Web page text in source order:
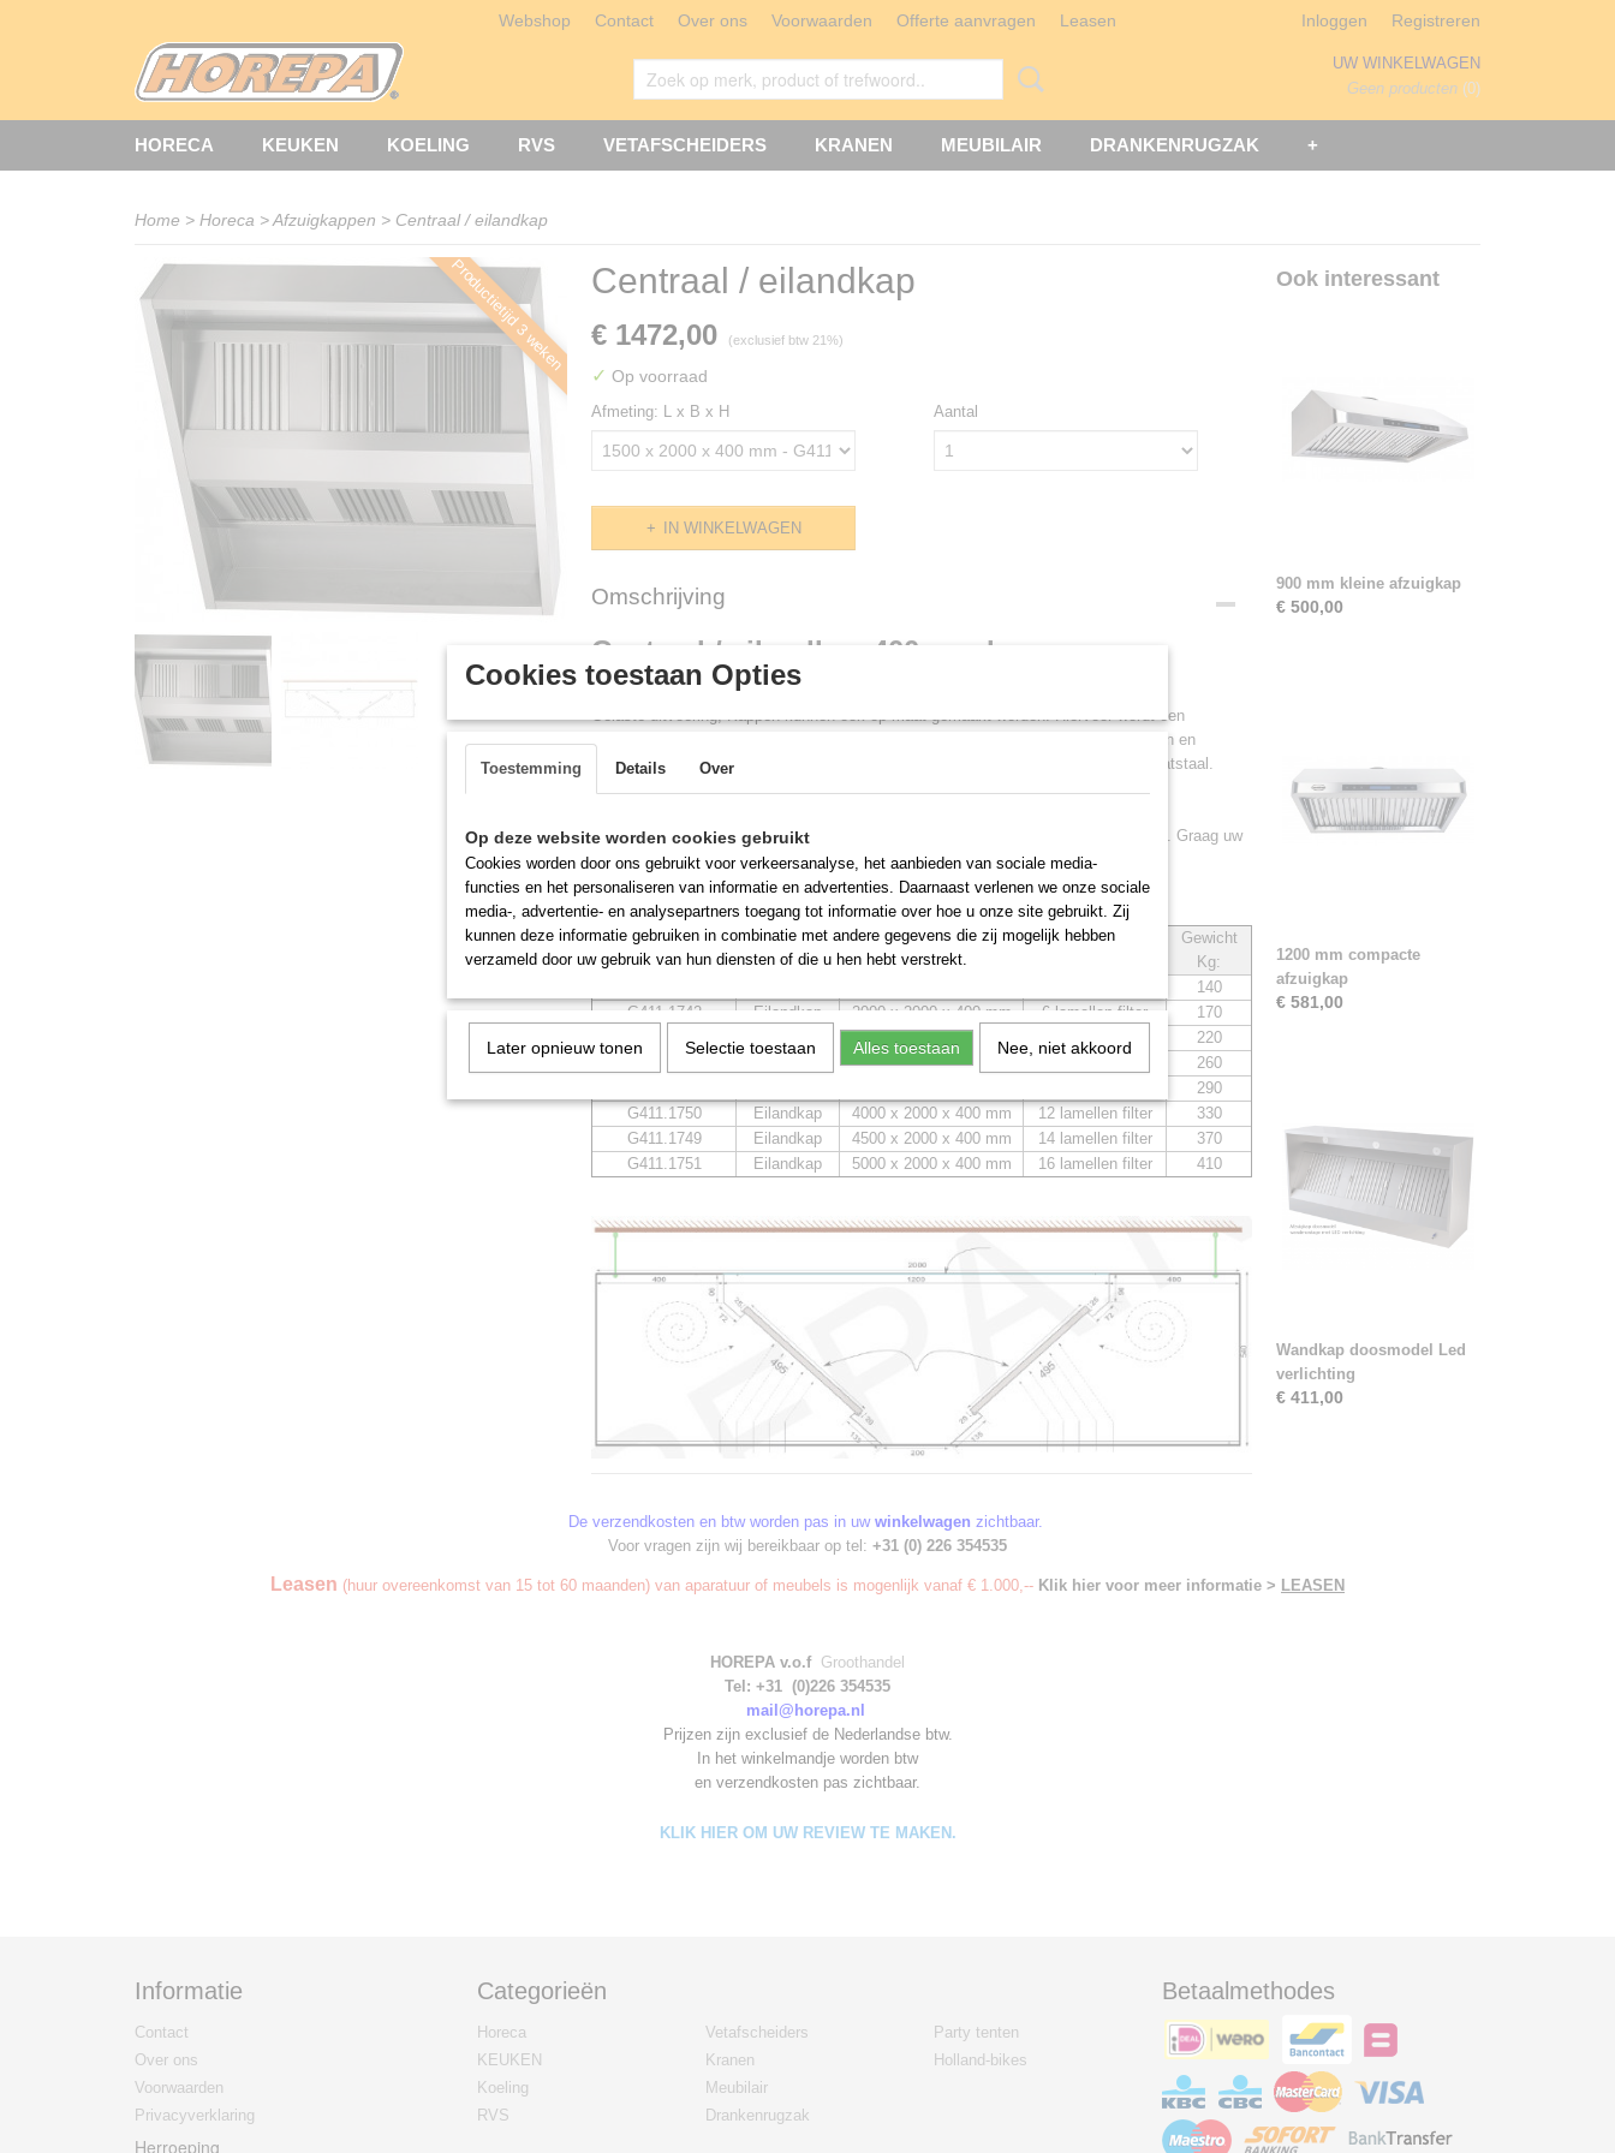
Webshop Contact Over ons Voorwaarden Offerte aanvragen Leasen Inloggen Registreren
UW WINKELWAGEN
Geen producten (0)
HORECA KEUKEN KOELING RVS VETAFSCHEIDERS KRANEN MEUBILAIR DRANKENRUGZAK +
Home > Horeca >Afzuigkappen > Centraal / eilandkap
Productietijd 3 weken Centraal / eilandkap
€ 1472,00 (exclusief btw 21%)
✓ Op voorraad
Afmeting: L x B x H Aantal
IN WINKELWAGEN
Omschrijving
Centraal / eilandkap 400 mm hoog
Eiland model voor midden in uw keuken.
Gelaste uitvoering, Kappen kunnen ook op maat gemaakt worden. Hiervoor wordt een
meerprijs berekend van 15 procent op de navolgende maat (m.u.v. hoekuitsparingen en
schuine zijden ), Inclusief blinde schoten, Onzichtbare delen in gegalvaniseerd plaatstaal.
Deze kappen zijn geen voorraad artikel. Productie tijd is tussen de
. Graag uw
begrip daarvoor.
Zoek hierboven de door u gewenste maat en u ziet direct de actuele prijs.
Bestelnummer: Uitvoering: Afm: L x B x H in mm
Gewicht
Kg:
140
G411.1742
Eilandkap 2000 x 2000 x 400 mm 6 lamellen filter
170
G411.1744
2500 x 2000 x 400 mm 8 lamellen filter
220
3000 x 2000 x 400 mm
260
290
G411.1750
Eilandkap 4000 x 2000 x 400 mm 12 lamellen filter
330
G411.1749
Eilandkap 4500 x 2000 x 400 mm 14 lamellen filter
370
G411.1751
Eilandkap 5000 x 2000 x 400 mm 16 lamellen filter 410
Ook interessant
900 mm kleine afzuigkap
€ 500,00
1200 mm compacte
afzuigkap
€ 581,00
Wandkap doosmodel Led
verlichting
€ 411,00
De verzendkosten en btw worden pas in uw winkelwagen zichtbaar.
Voor vragen zijn wij bereikbaar op tel: +31 (0) 226 354535
Leasen (huur overeenkomst van 15 tot 60 maanden) van aparatuur of meubels is mogenlijk vanaf € 1.000,-- Klik hier voor meer informatie > LEASEN
HOREPA v.o.f Groothandel
Tel: +31 (0)226 354535
mail@horepa.nl
Prijzen zijn exclusief de Nederlandse btw.
In het winkelmandje worden btw
en verzendkosten pas zichtbaar.
KLIK HIER OM UW REVIEW TE MAKEN.
Informatie
Contact
Over ons
Voorwaarden
Privacyverklaring
Herroeping
Categorieën
Horeca
KEUKEN
Koeling
RVS
Vetafscheiders
Kranen
Meubilair
Drankenrugzak
Party tenten
Holland-bikes
Betaalmethodes
Cookies toestaan Opties
Toestemming Details Over
Op deze website worden cookies gebruikt
Cookies worden door ons gebruikt voor verkeersanalyse, het aanbieden van sociale media-
functies en het personaliseren van informatie en advertenties. Daarnaast verlenen we onze sociale
media-, advertentie- en analysepartners toegang tot informatie over hoe u onze site gebruikt. Zij
kunnen deze informatie gebruiken in combinatie met andere gegevens die zij mogelijk hebben
verzameld door uw gebruik van hun diensten of die u hen hebt verstrekt.
Later opnieuw tonen Selectie toestaan Alles toestaan Nee, niet akkoord